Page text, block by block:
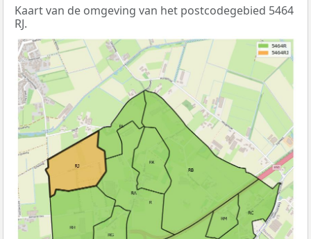
Kaart van de omgeving van het postcodegebied 5464
RJ.